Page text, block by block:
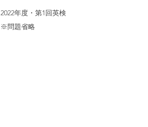
2022年度・第1回英検
※問題省略